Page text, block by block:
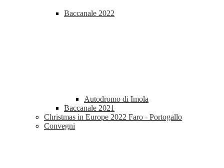
Baccanale 2022
Autodromo di Imola
Baccanale 2021
Christmas in Europe 2022 Faro - Portogallo
Convegni